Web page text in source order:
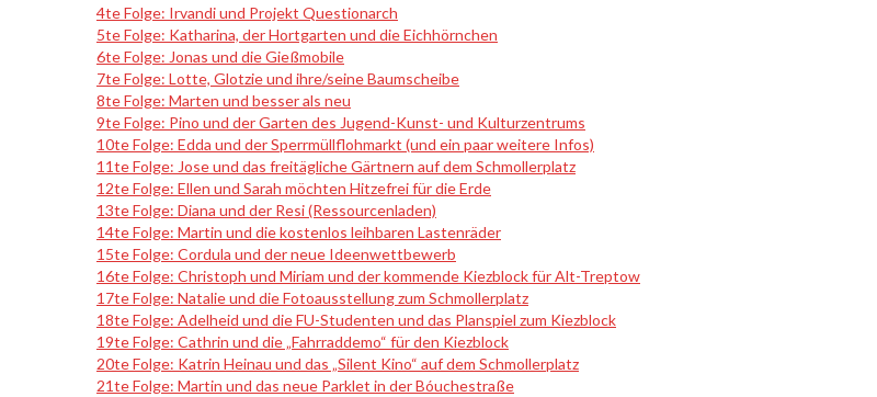
4te Folge: Irvandi und Projekt Questionarch
5te Folge: Katharina, der Hortgarten und die Eichhörnchen
6te Folge: Jonas und die Gießmobile
7te Folge: Lotte, Glotzie und ihre/seine Baumscheibe
8te Folge: Marten und besser als neu
9te Folge: Pino und der Garten des Jugend-Kunst- und Kulturzentrums
10te Folge: Edda und der Sperrmüllflohmarkt (und ein paar weitere Infos)
11te Folge: Jose und das freitägliche Gärtnern auf dem Schmollerplatz
12te Folge: Ellen und Sarah möchten Hitzefrei für die Erde
13te Folge: Diana und der Resi (Ressourcenladen)
14te Folge: Martin und die kostenlos leihbaren Lastenräder
15te Folge: Cordula und der neue Ideenwettbewerb
16te Folge: Christoph und Miriam und der kommende Kiezblock für Alt-Treptow
17te Folge: Natalie und die Fotoausstellung zum Schmollerplatz
18te Folge: Adelheid und die FU-Studenten und das Planspiel zum Kiezblock
19te Folge: Cathrin und die „Fahrraddemo“ für den Kiezblock
20te Folge: Katrin Heinau und das „Silent Kino“ auf dem Schmollerplatz
21te Folge: Martin und das neue Parklet in der Bóuchestraße